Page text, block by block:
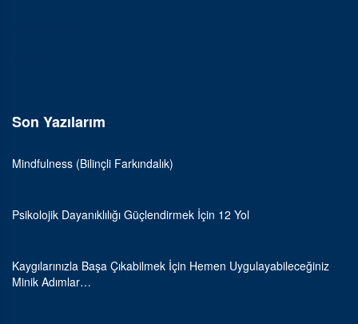
Son Yazılarım
Mindfulness (Bilinçli Farkındalık)
Psikolojik Dayanıklılığı Güçlendirmek İçin 12 Yol
Kaygılarınızla Başa Çıkabilmek İçin Hemen Uygulayabileceğiniz
Minik Adımlar…